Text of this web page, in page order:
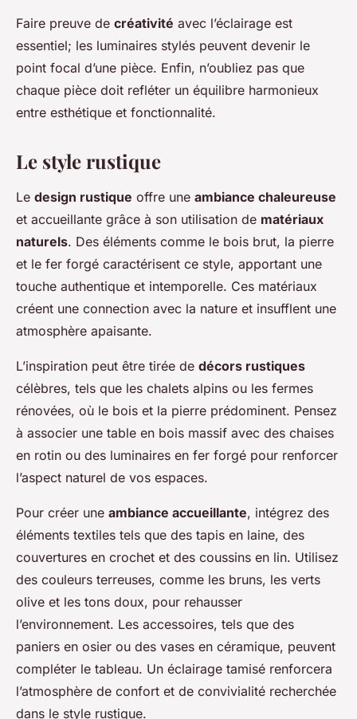
Faire preuve de créativité avec l’éclairage est
essentiel; les luminaires stylés peuvent devenir le
point focal d’une pièce. Enfin, n’oubliez pas que
chaque pièce doit refléter un équilibre harmonieux
entre esthétique et fonctionnalité.
Le style rustique
Le design rustique offre une ambiance chaleureuse
et accueillante grâce à son utilisation de matériaux
naturels. Des éléments comme le bois brut, la pierre
et le fer forgé caractérisent ce style, apportant une
touche authentique et intemporelle. Ces matériaux
créent une connection avec la nature et insufflent une
atmosphère apaisante.
L’inspiration peut être tirée de décors rustiques
célèbres, tels que les chalets alpins ou les fermes
rénovées, où le bois et la pierre prédominent. Pensez
à associer une table en bois massif avec des chaises
en rotin ou des luminaires en fer forgé pour renforcer
l’aspect naturel de vos espaces.
Pour créer une ambiance accueillante, intégrez des
éléments textiles tels que des tapis en laine, des
couvertures en crochet et des coussins en lin. Utilisez
des couleurs terreuses, comme les bruns, les verts
olive et les tons doux, pour rehausser
l’environnement. Les accessoires, tels que des
paniers en osier ou des vases en céramique, peuvent
compléter le tableau. Un éclairage tamisé renforcera
l’atmosphère de confort et de convivialité recherchée
dans le style rustique.